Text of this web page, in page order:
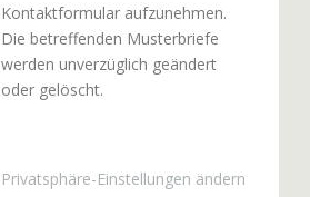
Kontaktformular aufzunehmen.
Die betreffenden Musterbriefe
werden unverzüglich geändert
oder gelöscht.
Privatsphäre-Einstellungen ändern